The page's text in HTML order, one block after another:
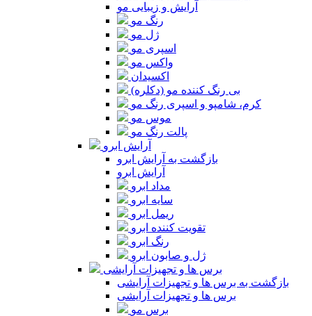
آرایش و زیبایی مو
رنگ مو
ژل مو
اسپری مو
واکس مو
اکسیدان
بی رنگ کننده مو (دکلره)
کرم، شامپو و اسپری رنگ مو
موس مو
پالت رنگ مو
آرایش ابرو
بازگشت به آرایش ابرو
آرایش ابرو
مداد ابرو
سایه ابرو
ریمل ابرو
تقویت کننده ابرو
رنگ ابرو
ژل و صابون ابرو
برس ها و تجهیزات آرایشی
بازگشت به برس ها و تجهیزات آرایشی
برس ها و تجهیزات آرایشی
برس مو